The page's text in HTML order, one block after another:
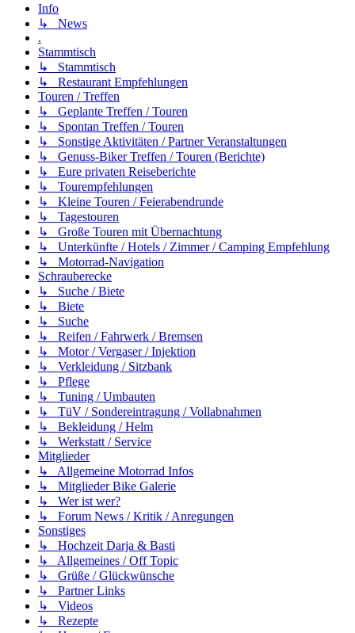
Info
↳ News
.
Stammtisch
↳ Stammtisch
↳ Restaurant Empfehlungen
Touren / Treffen
↳ Geplante Treffen / Touren
↳ Spontan Treffen / Touren
↳ Sonstige Aktivitäten / Partner Veranstaltungen
↳ Genuss-Biker Treffen / Touren (Berichte)
↳ Eure privaten Reiseberichte
↳ Tourempfehlungen
↳ Kleine Touren / Feierabendrunde
↳ Tagestouren
↳ Große Touren mit Übernachtung
↳ Unterkünfte / Hotels / Zimmer / Camping Empfehlung
↳ Motorrad-Navigation
Schrauberecke
↳ Suche / Biete
↳ Biete
↳ Suche
↳ Reifen / Fahrwerk / Bremsen
↳ Motor / Vergaser / Injektion
↳ Verkleidung / Sitzbank
↳ Pflege
↳ Tuning / Umbauten
↳ TüV / Sondereintragung / Vollabnahmen
↳ Bekleidung / Helm
↳ Werkstatt / Service
Mitglieder
↳ Allgemeine Motorrad Infos
↳ Mitglieder Bike Galerie
↳ Wer ist wer?
↳ Forum News / Kritik / Anregungen
Sonstiges
↳ Hochzeit Darja & Basti
↳ Allgemeines / Off Topic
↳ Grüße / Glückwünsche
↳ Partner Links
↳ Videos
↳ Rezepte